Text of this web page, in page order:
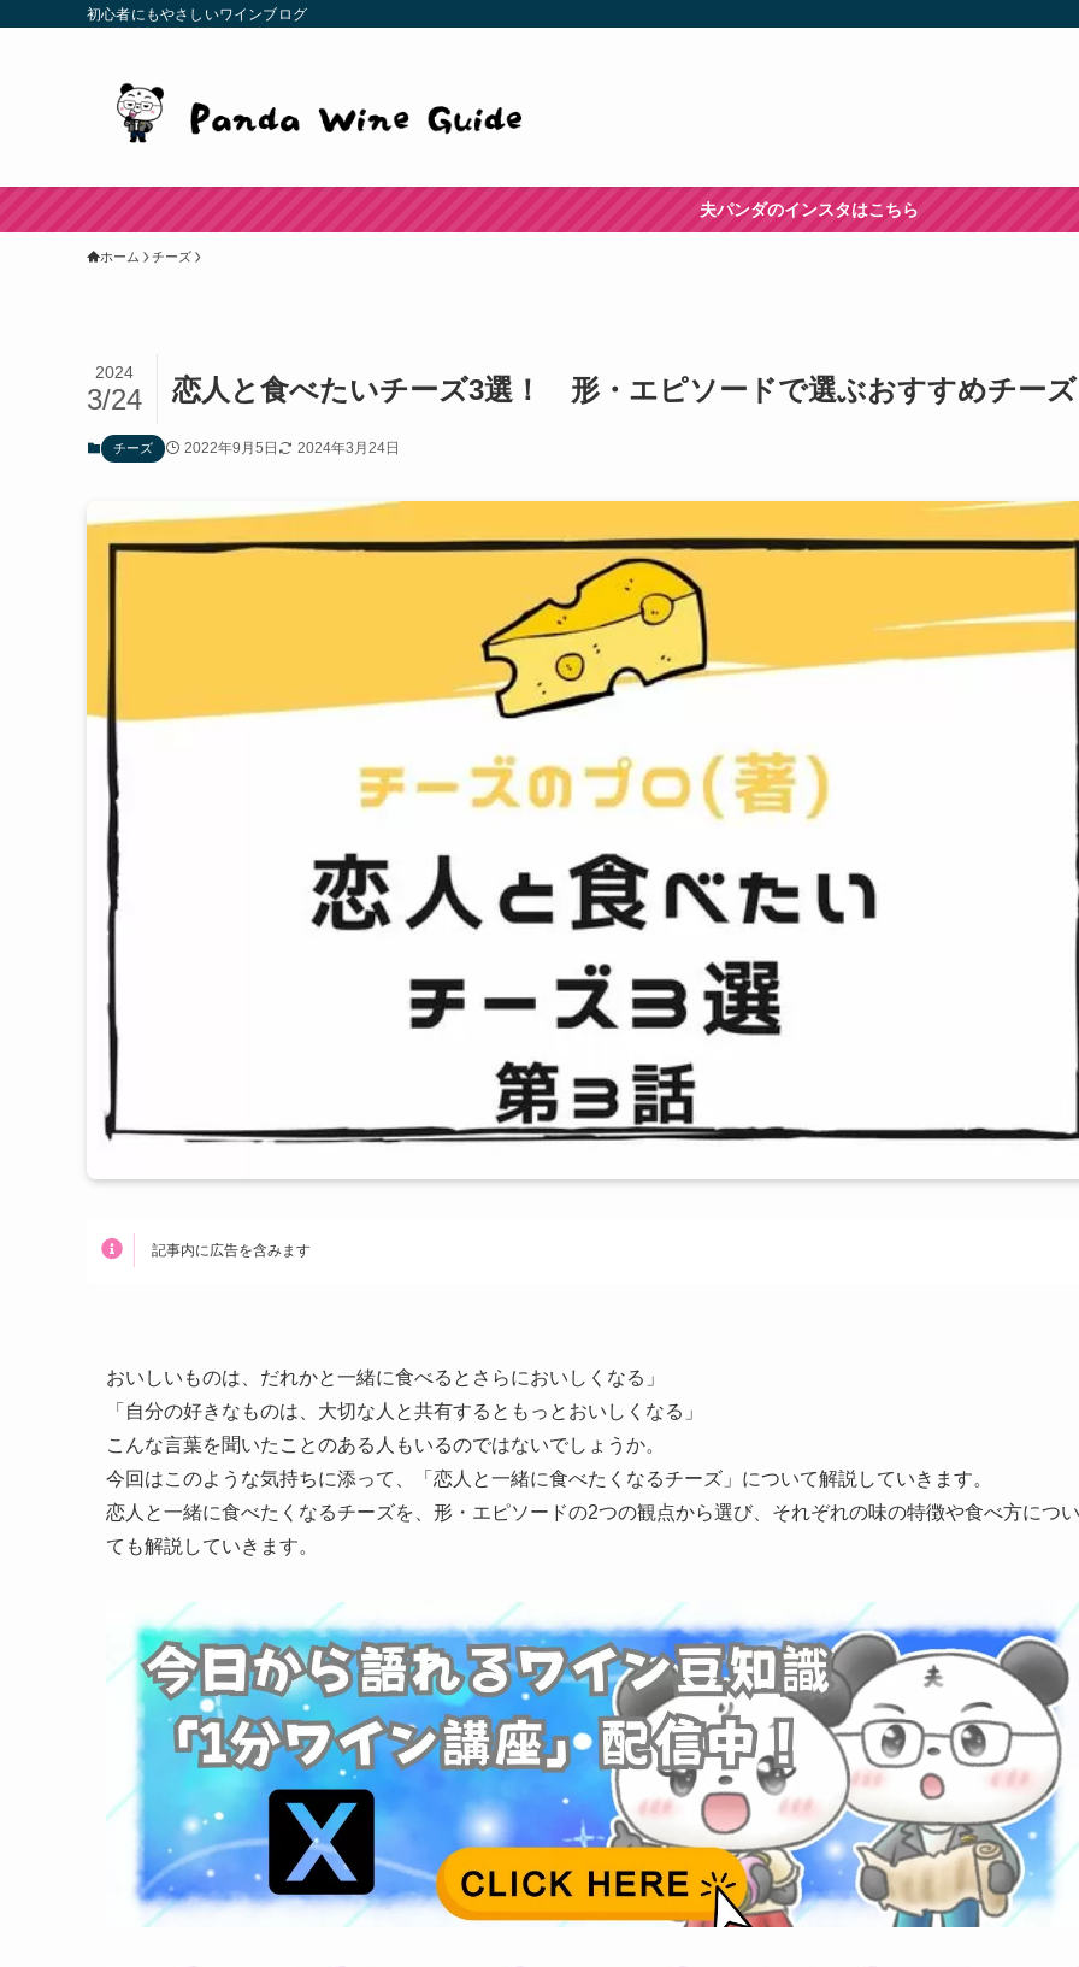
初心者にもやさしいワインブログ
夫パンダのインスタはこちら
ホーム チーズ
恋人と食べたいチーズ3選！ 形・エピソードで選ぶおすすめチーズ
2024
3/24
チーズ 2022年9月5日 2024年3月24日
記事内に広告を含みます
おいしいものは、だれかと一緒に食べるとさらにおいしくなる」
「自分の好きなものは、大切な人と共有するともっとおいしくなる」
こんな言葉を聞いたことのある人もいるのではないでしょうか。
今回はこのような気持ちに添って、「恋人と一緒に食べたくなるチーズ」について解説していきます。
恋人と一緒に食べたくなるチーズを、形・エピソードの2つの観点から選び、それぞれの味の特徴や食べ方につい
ても解説していきます。